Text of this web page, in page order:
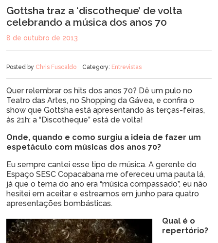
Gottsha traz a ‘discotheque’ de volta
celebrando a música dos anos 70
8 de outubro de 2013
Posted by Chris Fuscaldo Category: Entrevistas
Quer relembrar os hits dos anos 70? Dê um pulo no
Teatro das Artes, no Shopping da Gávea, e confira o
show que Gottsha está apresentando às terças-feiras,
às 21h: a “Discotheque” está de volta!
Onde, quando e como surgiu a ideia de fazer um
espetáculo com músicas dos anos 70?
Eu sempre cantei esse tipo de música. A gerente do
Espaço SESC Copacabana me ofereceu uma pauta lá,
já que o tema do ano era “música compassado”, eu não
hesitei em aceitar e estreamos em junho para quatro
apresentações bombásticas.
Qual é o
repertório?